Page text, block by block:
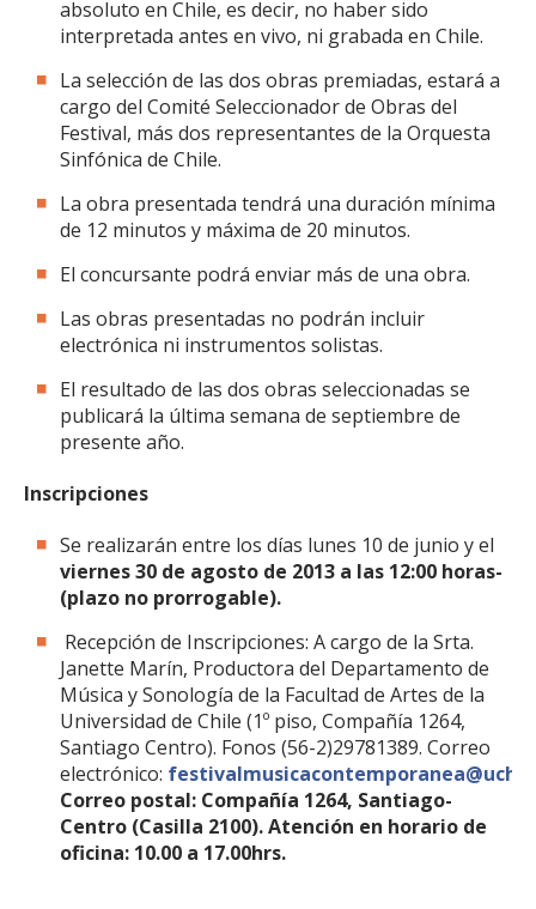
absoluto en Chile, es decir, no haber sido
interpretada antes en vivo, ni grabada en Chile.
La selección de las dos obras premiadas, estará a
cargo del Comité Seleccionador de Obras del
Festival, más dos representantes de la Orquesta
Sinfónica de Chile.
La obra presentada tendrá una duración mínima
de 12 minutos y máxima de 20 minutos.
El concursante podrá enviar más de una obra.
Las obras presentadas no podrán incluir
electrónica ni instrumentos solistas.
El resultado de las dos obras seleccionadas se
publicará la última semana de septiembre de
presente año.
Inscripciones
Se realizarán entre los días lunes 10 de junio y el
viernes 30 de agosto de 2013 a las 12:00 horas-
(plazo no prorrogable).
Recepción de Inscripciones: A cargo de la Srta.
Janette Marín, Productora del Departamento de
Música y Sonología de la Facultad de Artes de la
Universidad de Chile (1º piso, Compañía 1264,
Santiago Centro). Fonos (56-2)29781389. Correo
electrónico:
Correo postal: Compañía 1264, Santiago-
Centro (Casilla 2100). Atención en horario de
oficina: 10.00 a 17.00hrs.